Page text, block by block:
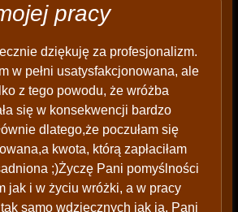
pracy
dziękuję za profesjonalizm.
w pełni usatysfakcjonowana, ale
z tego powodu, że wróżba
się w konsekwencji bardzo
dlatego,że poczułam się
kwota, którą zapłaciłam
;)Życzę Pani pomyślności
jak i w życiu wróżki, a w pracy
samo wdzięcznych jak ja. Pani